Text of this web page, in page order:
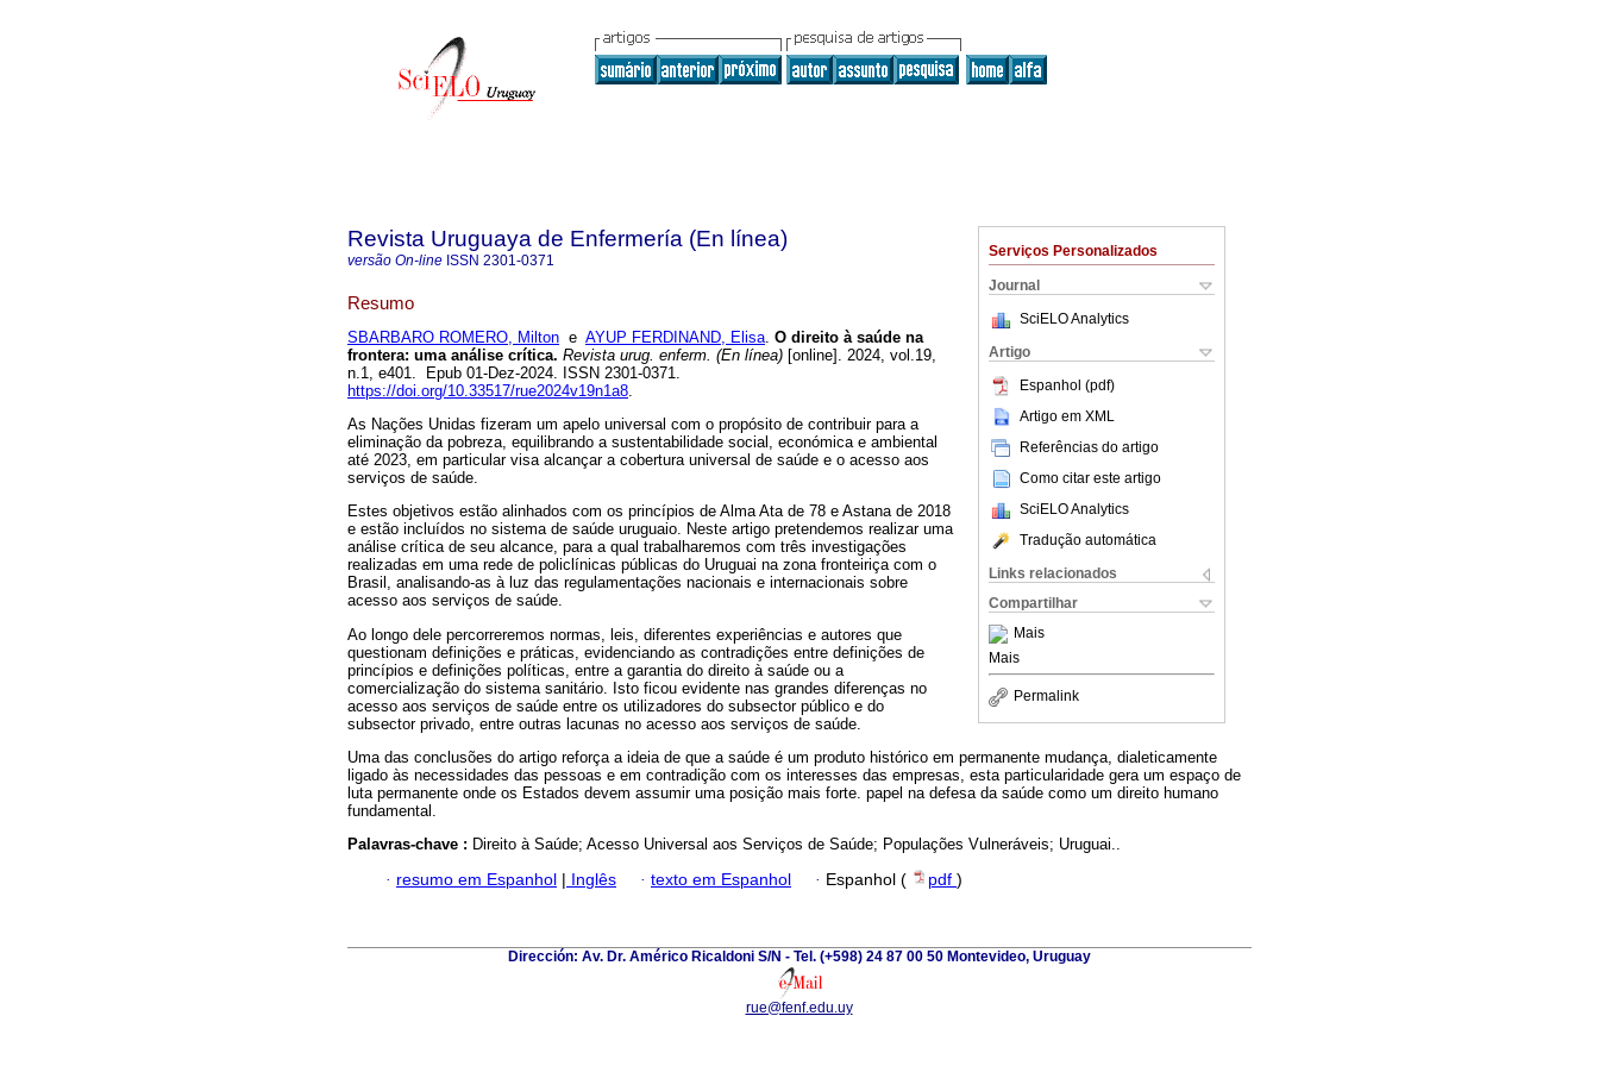
Serviços Personalizados
Journal
SciELO Analytics
Artigo
Espanhol (pdf)
Artigo em XML
Referências do artigo
Como citar este artigo
SciELO Analytics
Tradução automática
Links relacionados
Compartilhar
Mais
Mais
Permalink
Revista Uruguaya de Enfermería (En línea)
versão On-line ISSN 2301-0371
Resumo
SBARBARO ROMERO, Milton e AYUP FERDINAND, Elisa. O direito à saúde na
frontera: uma análise crítica. Revista urug. enferm. (En línea) [online]. 2024, vol.19,
n.1, e401. Epub 01-Dez-2024. ISSN 2301-0371.
https://doi.org/10.33517/rue2024v19n1a8.
As Nações Unidas fizeram um apelo universal com o propósito de contribuir para a
eliminação da pobreza, equilibrando a sustentabilidade social, económica e ambiental
até 2023, em particular visa alcançar a cobertura universal de saúde e o acesso aos
serviços de saúde.
Estes objetivos estão alinhados com os princípios de Alma Ata de 78 e Astana de 2018
e estão incluídos no sistema de saúde uruguaio. Neste artigo pretendemos realizar uma
análise crítica de seu alcance, para a qual trabalharemos com três investigações
realizadas em uma rede de policlínicas públicas do Uruguai na zona fronteiriça com o
Brasil, analisando-as à luz das regulamentações nacionais e internacionais sobre
acesso aos serviços de saúde.
Ao longo dele percorreremos normas, leis, diferentes experiências e autores que
questionam definições e práticas, evidenciando as contradições entre definições de
princípios e definições políticas, entre a garantia do direito à saúde ou a
comercialização do sistema sanitário. Isto ficou evidente nas grandes diferenças no
acesso aos serviços de saúde entre os utilizadores do subsector público e do
subsector privado, entre outras lacunas no acesso aos serviços de saúde.
Uma das conclusões do artigo reforça a ideia de que a saúde é um produto histórico em permanente mudança, dialeticamente
ligado às necessidades das pessoas e em contradição com os interesses das empresas, esta particularidade gera um espaço de
luta permanente onde os Estados devem assumir uma posição mais forte. papel na defesa da saúde como um direito humano
fundamental.
Palavras-chave : Direito à Saúde; Acesso Universal aos Serviços de Saúde; Populações Vulneráveis; Uruguai..
· resumo em Espanhol Inglês · texto em Espanhol · Espanhol ( pdf )
Dirección: Av. Dr. Américo Ricaldoni S/N - Tel. (+598) 24 87 00 50 Montevideo, Uruguay
rue@fenf.edu.uy